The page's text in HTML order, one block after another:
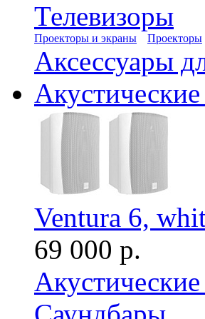
Телевизоры
Проекторы и экраны Проекторы
Аксессуары
Ventura 6,
69 000 р.